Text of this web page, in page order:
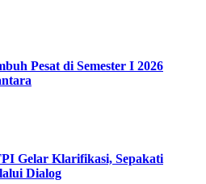
Pesat di Semester I 2026
Gelar Klarifikasi, Sepakati
Dialog